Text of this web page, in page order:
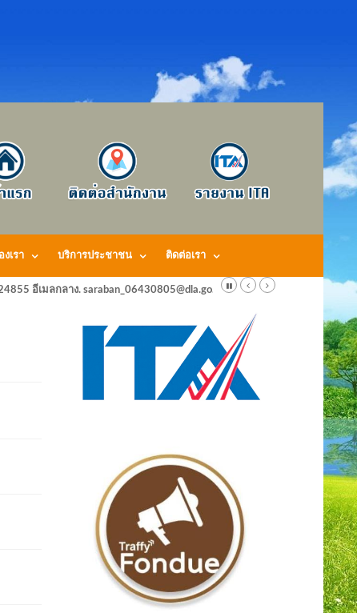
เรา บริการประชาชน ติดต่อเรา
อีเมลกลาง. saraban_06430805@dla.go.th